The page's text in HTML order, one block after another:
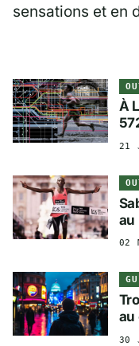
sensations et en
À
21
au
02
au
30